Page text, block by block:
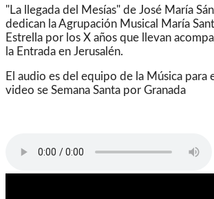
"La llegada del Mesías" de José María
dedican la Agrupación Musical María
Estrella por los X años que llevan
la Entrada en Jerusalén.
El audio es del equipo de la Música para
video se Semana Santa por Granada